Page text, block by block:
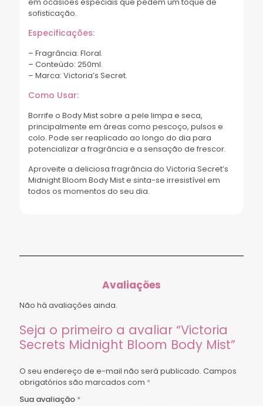
sofisticação.
Especificações:
– Fragrância: Floral.
– Conteúdo: 250ml.
– Marca: Victoria’s Secret.
Como Usar:
Borrife o Body Mist sobre a pele limpa e seca,
principalmente em áreas como pescoço, pulsos e
colo. Pode ser reaplicado ao longo do dia para
potencializar a fragrância e a sensação de frescor.
Aproveite a deliciosa fragrância do Victoria Secret’s
Midnight Bloom Body Mist e sinta-se irresistível em
todos os momentos do seu dia.
Avaliações
Não há avaliações ainda.
Seja o primeiro a avaliar “Victoria
Secrets Midnight Bloom Body Mist”
O seu endereço de e-mail não será publicado. Campos
obrigatórios são marcados com *
Sua avaliação *